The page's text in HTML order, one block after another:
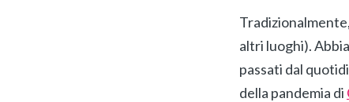
altri luoghi).
passati dal
della pandemia di